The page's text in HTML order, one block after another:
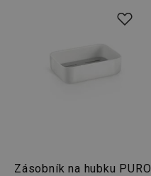
Zásobník na hubku PURO